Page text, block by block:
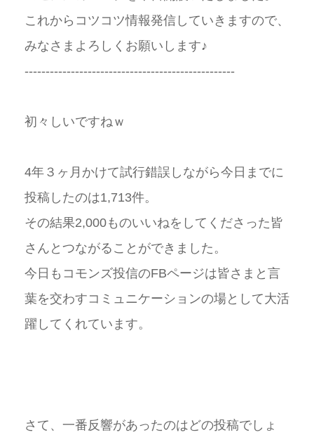
これからコツコツ情報発信していきますので、
みなさまよろしくお願いします♪
--------------------------------------------------
初々しいですねｗ
4年３ヶ月かけて試行錯誤しながら今日までに
投稿したのは1,713件。
その結果2,000ものいいねをしてくださった皆
さんとつながることができました。
今日もコモンズ投信のFBページは皆さまと言
葉を交わすコミュニケーションの場として大活
躍してくれています。
さて、一番反響があったのはどの投稿でしょ